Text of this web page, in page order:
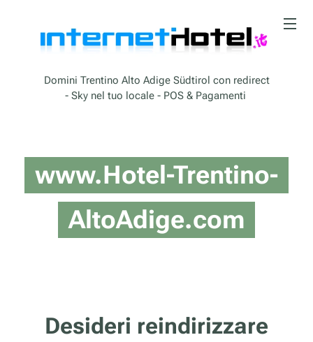
Domini Trentino Alto Adige Südtirol con redirect
- Sky nel tuo locale - POS & Pagamenti
www.Hotel-Trentino-
AltoAdige.com
Desideri reindirizzare